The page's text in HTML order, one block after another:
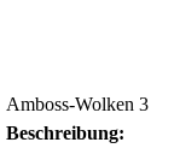
Amboss-Wolken 3
Beschreibung: